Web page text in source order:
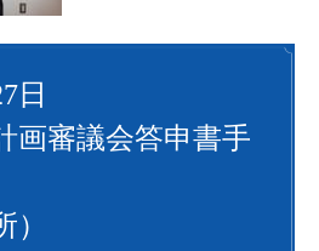
日
画審議会答申書手
）